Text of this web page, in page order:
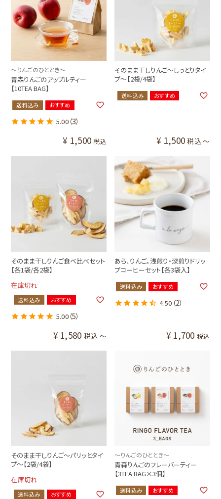
～りんごのひととき～
青森りんごのアップルティー
【10TEA BAG】
送料込み おすすめ
¥ 1,500 税込
5.00（3）
そのまま干しりんご～しっとりタイ
プ～【2袋/4袋】
送料込み おすすめ
¥ 1,500 税込〜
そのまま干しりんご食べ比べセット
【各1袋/各2袋】
在庫切れ
送料込み おすすめ
¥ 1,580 税込 〜
5.00（5）
あら、りんご。浅煎り・深煎りドリッ
プコーヒーセット【各3袋入】
送料込み おすすめ
¥ 1,700 税込
4.50 （2）
そのまま干しりんご～パリッとタイ
プ～【2袋/4袋】
在庫切れ
送料込み おすすめ
～りんごのひととき～
青森りんごのフレーバーティー
【3TEA BAG×3個】
送料込み おすすめ